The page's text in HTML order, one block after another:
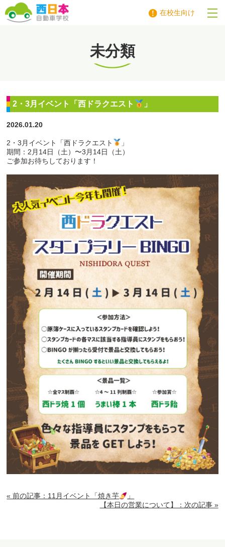
在校生向け
未分類
2・3月イベント「西ドラクエスト 」
2026.01.20
2・3月イベント「西ドラクエスト
」
期間：2月14日（土）〜3月14日（土）
ご参加お待ちしております！
« 前の記事：11月イベント「焼き芋
」
【本日の営業について】：次の記事 »